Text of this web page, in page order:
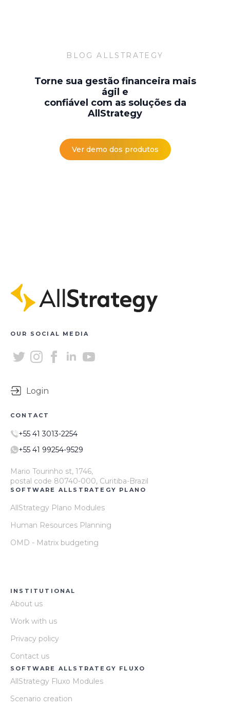
BLOG ALLSTRATEGY
Torne sua gestão financeira mais
ágil e
confiável com as soluções da
AllStrategy
Ver demo dos produtos
OUR SOCIAL MEDIA
Login
CONTACT
+55 41 3013-2254
+55 41 99254-9529
Mario Tourinho st, 1746,
postal code 80740-000, Curitiba-Brazil
SOFTWARE ALLSTRATEGY PLANO
AllStrategy Plano Modules
Human Resources Planning
OMD - Matrix budgeting
INSTITUTIONAL
About us
Work with us
Privacy policy
Contact us
SOFTWARE ALLSTRATEGY FLUXO
AllStrategy Fluxo Modules
Scenario creation